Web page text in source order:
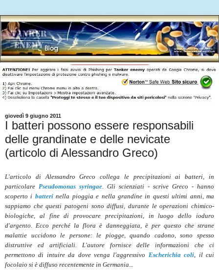
giovedì 9 giugno 2011
I batteri possono essere responsabili
delle grandinate e delle nevicate
(articolo di Alessandro Greco)
L'articolo di Alessandro Greco collega le precipitazioni ai batteri, in
particolare Pseudomonas syringae . Gli scienziati - scrive Greco - hanno
scoperto i batterinella pioggia e nella grandine in questi ultimi anni, ma
sappiamo che questi patogeni sono diffusi, durante le operazioni chimico-
biologiche, al fine di provocare precipitazioni, in luogo dello ioduro
d'argento. Ecco perché la flora è danneggiata, è per questo che strane
malattie uccidono le persone: le piogge, quando cadono, sono spesso
distruttive ed artificiali. L'autore fornisce delle informazioni che ci
permettono di intuire da dove venga l'aggressivo Escherichia coli , il cui
focolaio si è diffuso recentemente in Germania...